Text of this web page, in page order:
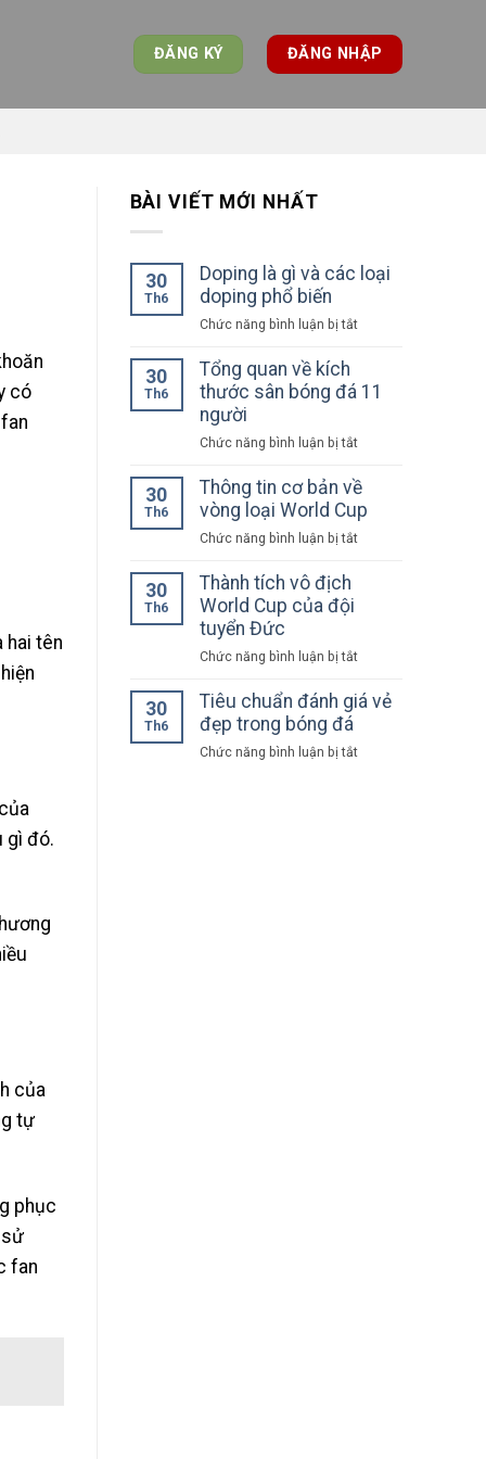
ĐĂNG KÝ ĐĂNG NHẬP
có
hai tên
gì đó.
của
tự
phục
sử
fan
BÀI VIẾT MỚI NHẤT
30
Th6
Doping là gì và các loại
doping phổ biến
Chức năng bình luận bị tắtở
gì
loại
phổ
biến
30
Th6
Tổng quan về kích
thước sân bóng đá 11
người
Chức năng bình luận bị tắtở
quan
về
kích
thước
30
Th6
Thông tin cơ bản về
vòng loại World Cup
Chức năng bình luận bị tắtở
vòng
World
30
Th6
Thành tích vô địch
World Cup của đội
tuyển Đức
Chức năng bình luận bị tắtở
tích
World
30
Th6
Tiêu chuẩn đánh giá vẻ
đẹp trong bóng đá
Chức năng bình luận bị tắtở